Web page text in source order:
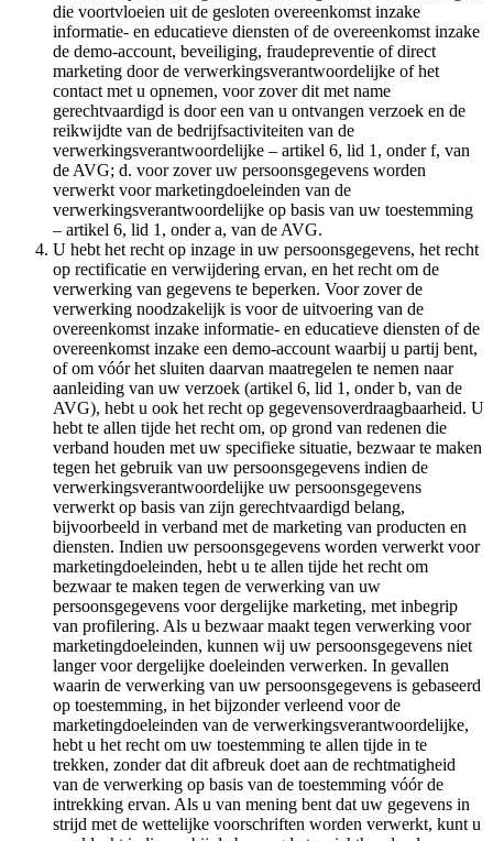
die voortvloeien uit de gesloten overeenkomst inzake
informatie- en educatieve diensten of de overeenkomst inzake
de demo-account, beveiliging, fraudepreventie of direct
marketing door de verwerkingsverantwoordelijke of het
contact met u opnemen, voor zover dit met name
gerechtvaardigd is door een van u ontvangen verzoek en de
reikwijdte van de bedrijfsactiviteiten van de
verwerkingsverantwoordelijke – artikel 6, lid 1, onder f, van
de AVG; d. voor zover uw persoonsgegevens worden
verwerkt voor marketingdoeleinden van de
verwerkingsverantwoordelijke op basis van uw toestemming
– artikel 6, lid 1, onder a, van de AVG.
U hebt het recht op inzage in uw persoonsgegevens, het recht
op rectificatie en verwijdering ervan, en het recht om de
verwerking van gegevens te beperken. Voor zover de
verwerking noodzakelijk is voor de uitvoering van de
overeenkomst inzake informatie- en educatieve diensten of de
overeenkomst inzake een demo-account waarbij u partij bent,
of om vóór het sluiten daarvan maatregelen te nemen naar
aanleiding van uw verzoek (artikel 6, lid 1, onder b, van de
AVG), hebt u ook het recht op gegevensoverdraagbaarheid. U
hebt te allen tijde het recht om, op grond van redenen die
verband houden met uw specifieke situatie, bezwaar te maken
tegen het gebruik van uw persoonsgegevens indien de
verwerkingsverantwoordelijke uw persoonsgegevens
verwerkt op basis van zijn gerechtvaardigd belang,
bijvoorbeeld in verband met de marketing van producten en
diensten. Indien uw persoonsgegevens worden verwerkt voor
marketingdoeleinden, hebt u te allen tijde het recht om
bezwaar te maken tegen de verwerking van uw
persoonsgegevens voor dergelijke marketing, met inbegrip
van profilering. Als u bezwaar maakt tegen verwerking voor
marketingdoeleinden, kunnen wij uw persoonsgegevens niet
langer voor dergelijke doeleinden verwerken. In gevallen
waarin de verwerking van uw persoonsgegevens is gebaseerd
op toestemming, in het bijzonder verleend voor de
marketingdoeleinden van de verwerkingsverantwoordelijke,
hebt u het recht om uw toestemming te allen tijde in te
trekken, zonder dat dit afbreuk doet aan de rechtmatigheid
van de verwerking op basis van de toestemming vóór de
intrekking ervan. Als u van mening bent dat uw gegevens in
strijd met de wettelijke voorschriften worden verwerkt, kunt u